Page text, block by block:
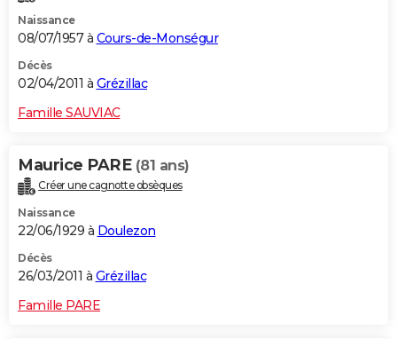
Naissance
08/07/1957 à Cours-de-Monségur
Décès
02/04/2011 à Grézillac
Famille SAUVIAC
Maurice PARE (81 ans)
Créer une cagnotte obsèques
Naissance
22/06/1929 à Doulezon
Décès
26/03/2011 à Grézillac
Famille PARE